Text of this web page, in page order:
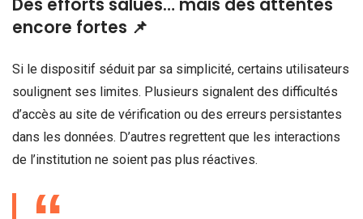
Des efforts salués… mais des attentes
encore fortes 📌
Si le dispositif séduit par sa simplicité, certains utilisateurs
soulignent ses limites. Plusieurs signalent des difficultés
d’accès au site de vérification ou des erreurs persistantes
dans les données. D’autres regrettent que les interactions
de l’institution ne soient pas plus réactives.